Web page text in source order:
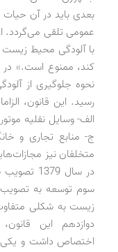
بعدی باید در آن
عمومی تلقی می‌گردد.
با آلودگی محیط زیست
نحوه جلوگیری از
رسید. این قانون،
الف- وسایل نقلیه
ج- منابع تجاری و
متخلفان نیز
سوم توسعه به تصویب
زیست به شکلی
دوازدهم این
اختصاص داشت و یکی